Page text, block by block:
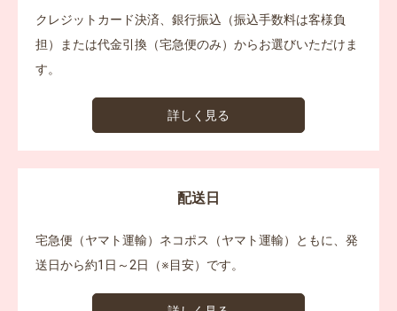
クレジットカード決済、銀行振込（振込手数料は客様負
担）または代金引換（宅急便のみ）からお選びいただけま
す。
詳しく見る
配送日
宅急便（ヤマト運輸）ネコポス（ヤマト運輸）ともに、発
送日から約1日～2日（※目安）です。